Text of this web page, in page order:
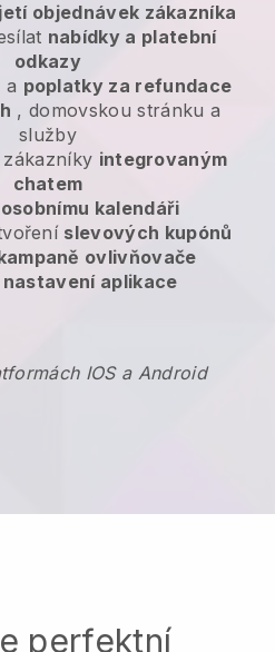
objednávek zákazníka
nabídky a platební
odkazy
a poplatky za refundace
, domovskou stránku a
služby
integrovaným
chatem
osobnímu kalendáři
slevových kupónů
ovlivňovače
nastavení aplikace
IOS a Android
perfektní